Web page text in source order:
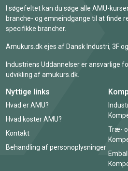
I søgefeltet kan du søge alle AMU-
branche- og emneindgange til at finde
specifikke brancher.
Amukurs.dk ejes af Dansk Industri, 3F og
Industriens Uddannelser er ansvarlige
udvikling af amukurs.dk.
Nyttige links
Hvad er AMU?
Hvad koster AMU?
Kontakt
Behandling af personoplysninger
Træ-